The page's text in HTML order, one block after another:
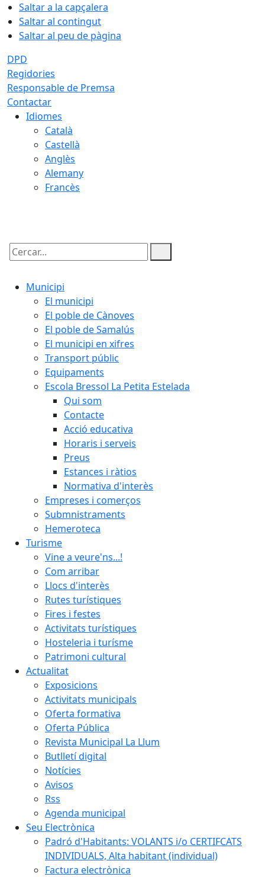
Saltar a la capçalera
Saltar al contingut
Saltar al peu de pàgina
DPD
Regidories
Responsable de Premsa
Contactar
Idiomes
Català
Castellà
Anglès
Alemany
Francès
Cercar:
Municipi
El municipi
El poble de Cànoves
El poble de Samalús
El municipi en xifres
Transport públic
Equipaments
Escola Bressol La Petita Estelada
Qui som
Contacte
Acció educativa
Horaris i serveis
Preus
Estances i ràtios
Normativa d'interès
Empreses i comerços
Submnistraments
Hemeroteca
Turisme
Vine a veure'ns...!
Com arribar
Llocs d'interès
Rutes turístiques
Fires i festes
Activitats turístiques
Hosteleria i turísme
Patrimoni cultural
Actualitat
Exposicions
Activitats municipals
Oferta formativa
Oferta Pública
Revista Municipal La Llum
Butlletí digital
Notícies
Avisos
Rss
Agenda municipal
Seu Electrònica
Padró d'Habitants: VOLANTS i/o CERTIFCATS
INDIVIDUALS, Alta habitant (individual)
Factura electrònica